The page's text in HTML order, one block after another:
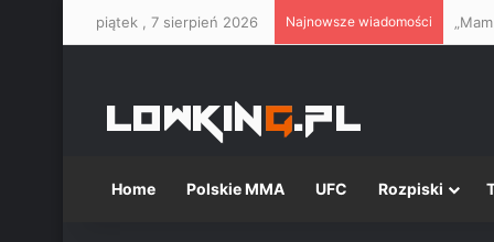
piątek , 7 sierpień 2026 Najnowsze wiadomości
Home Polskie MMA UFC Rozpiski